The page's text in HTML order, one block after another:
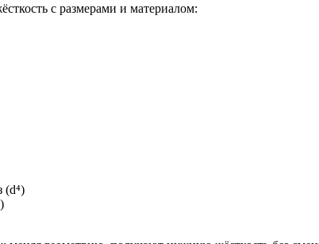
с размерами и материалом:
(d⁴)